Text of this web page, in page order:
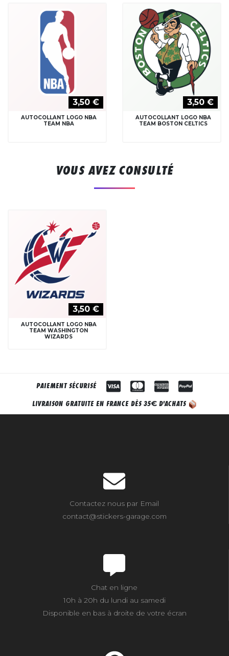
3,50 €
AUTOCOLLANT LOGO NBA
TEAM NBA
3,50 €
AUTOCOLLANT LOGO NBA
TEAM BOSTON CELTICS
VOUS AVEZ CONSULTÉ
3,50 €
AUTOCOLLANT LOGO NBA
TEAM WASHINGTON
WIZARDS
PAIEMENT SÉCURISÉ
LIVRAISON GRATUITE EN FRANCE DÈS 35€ D'ACHATS
Contactez nous par Email
contact@stickers-garage.com
Chat en ligne
10h à 20h du lundi au samedi
Disponible en bas à droite de votre écran